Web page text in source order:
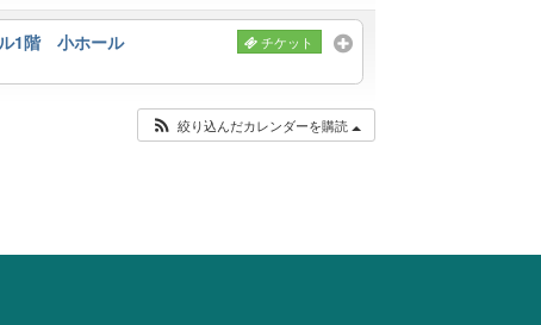
1階 小ホール チケット
絞り込んだカレンダーを購読